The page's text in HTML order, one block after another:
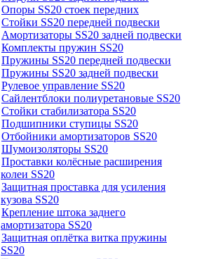
Опоры SS20 стоек передних
Стойки SS20 передней подвески
Амортизаторы SS20 задней подвески
Комплекты пружин SS20
Пружины SS20 передней подвески
Пружины SS20 задней подвески
Рулевое управление SS20
Сайлентблоки полиуретановые SS20
Стойки стабилизатора SS20
Подшипники ступицы SS20
Отбойники амортизаторов SS20
Шумоизоляторы SS20
Проставки колёсные расширения
колеи SS20
Защитная проставка для усиления
кузова SS20
Крепление штока заднего
амортизатора SS20
Защитная оплётка витка пружины
SS20